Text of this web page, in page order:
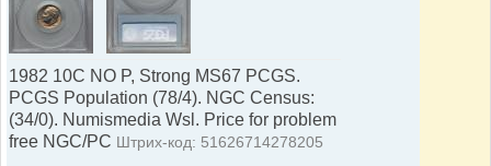
1982 10C NO P, Strong MS67 PCGS.
PCGS Population (78/4). NGC Census:
(34/0). Numismedia Wsl. Price for problem
free NGC/PC Штрих-код: 51626714278205